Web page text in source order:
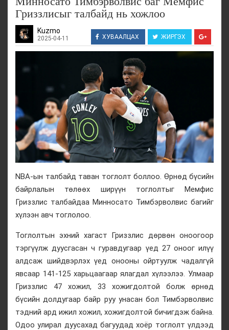
Гриззлисыг талбайд нь хожлоо
Kuzmo
2025-04-11 ХУВААЛЦАХ ЖИРГЭХ
NBA-ын талбайд таван тоглолт боллоо. Өрнөд бүсийн
байрлалын төлөөх ширүүн тоглолтыг Мемфис
Гриззлис талбайдаа Минносато Тимбэрволвис багийг
хүлээн авч тоглолоо.
Тоглолтын эхний хагаст Гриззлис дөрвөн оноогоор
тэргүүлж дуусгасан ч гуравдугаар үед 27 оноог илүү
алдсаж шийдвэрлэх үед онооны ойртуулж чадалгүй
явсаар 141-125 харьцаагаар ялагдал хүлээлээ. Улмаар
Гриззлис 47 хожил, 33 хожигдолтой болж өрнөд
бүсийн долдугаар байр руу унасан бол Тимбэрволвис
тэдний ард ижил хожил, хожигдолтой бичигдэж байна.
Одоо улирал дуусахад багуудад хоёр тоглолт үлдээд